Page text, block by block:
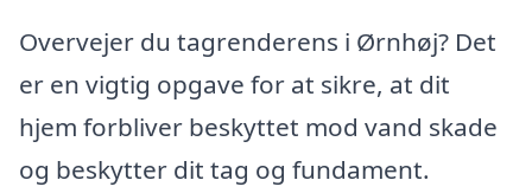
Overvejer du tagrenderens i Ørnhøj? Det
er en vigtig opgave for at sikre, at dit
hjem forbliver beskyttet mod vand skade
og beskytter dit tag og fundament.